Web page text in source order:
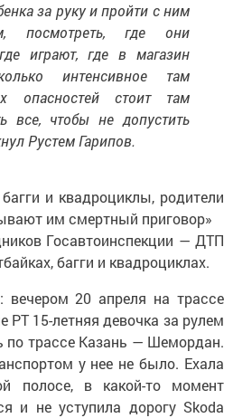
за руку и пройти с ним
посмотреть, где они
играют, где в магазин
интенсивное там
опасностей стоит там
все, чтобы не допустить
Рустем Гарипов.
и квадроциклы, родители
им смертный приговор»
Госавтоинспекции — ДТП
багги и квадроциклах.
вечером 20 апреля на трассе
РТ 15-летняя девочка за рулем
по трассе Казань — Шемордан.
у нее не было. Ехала
полосе, в какой-то момент
и не уступила дорогу Skoda